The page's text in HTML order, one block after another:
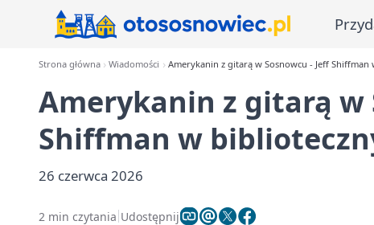
Strona główna Wiadomości Amerykanin z gitarą w Sosnowcu - Jeff
Amerykanin z gitarą w
Shiffman w
26 czerwca 2026
2 min czytania Udostępnij